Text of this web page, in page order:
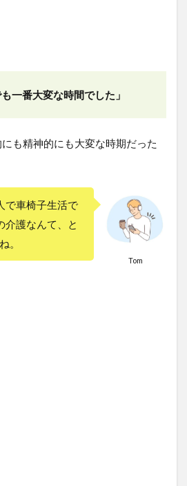
一番大変な時間でした」
も精神的にも大変な時期だった
Tom
で車椅子生活で
介護なんて、と
。